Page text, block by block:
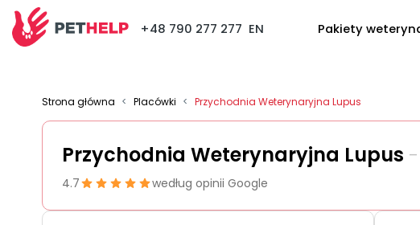
+48 790 277 277 EN Pakiety
Strona główna < Placówki < Przychodnia Weterynaryjna Lupus
Przychodnia Weterynaryjna Lupus
4.7 według opinii Google